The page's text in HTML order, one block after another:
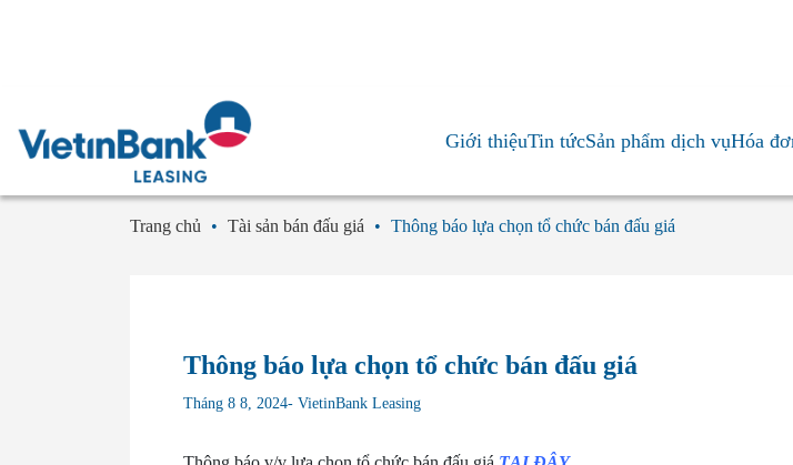
Giới thiệuTin tứcSản phẩm dịch vụHóa
Trang chủ • Tài sản bán đấu giá • Thông báo lựa chọn tổ chức bán đấu giá
Thông báo lựa chọn tổ chức bán đấu giá
Tháng 8 8, 2024- VietinBank Leasing